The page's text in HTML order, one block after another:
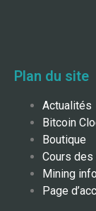
Plan du site
Actualités
Bitcoin
Boutique
Cours
Mining
Page